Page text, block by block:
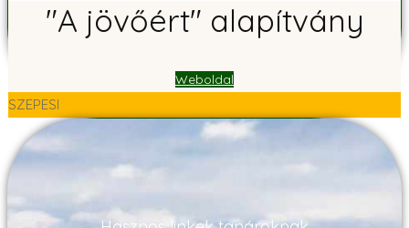
"A jövőért" alapítvány
Weboldal
SZEPESI